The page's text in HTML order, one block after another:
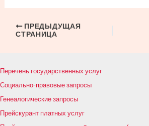
Навигация
ПРЕДЫДУЩАЯ
СТРАНИЦА
Перечень государственных услуг
Социально-правовые запросы
Генеалогические запросы
Прейскурант платных услуг